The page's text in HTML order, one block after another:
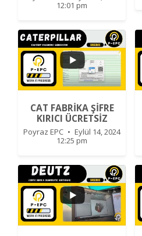
12:01 pm
...
CAT FABRİKA ŞİFRE
KIRICI ÜCRETSİZ
Poyraz EPC
Eylül 14, 2024
12:25 pm